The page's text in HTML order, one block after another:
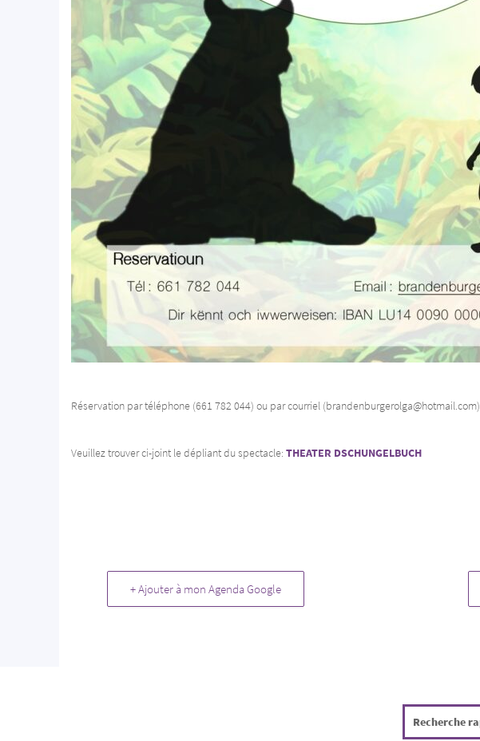
Réservation par téléphone (661 782 044) ou par courriel (brandenburgerolga@hotmail.com)
Veuillez trouver ci-joint le dépliant du spectacle: THEATER DSCHUNGELBUCH
+ Ajouter à mon Agenda Google